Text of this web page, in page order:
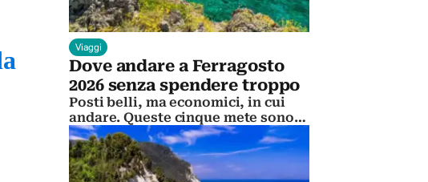
Viaggi
Dove andare a Ferragosto
2026 senza spendere troppo
Posti belli, ma economici, in cui
andare. Queste cinque mete sono
imbattibili.